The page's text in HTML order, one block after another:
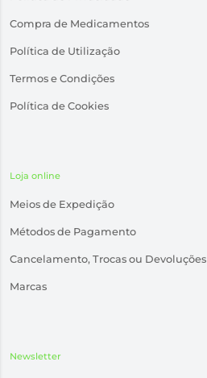
Compra de Medicamentos
Política de Utilização
Termos e Condições
Política de Cookies
Loja online
Meios de Expedição
Métodos de Pagamento
Cancelamento, Trocas ou Devoluções
Marcas
Newsletter